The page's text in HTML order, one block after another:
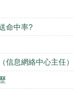
命中率?
信息網絡中心主任）